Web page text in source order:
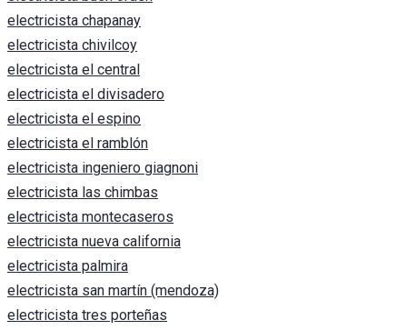
electricista chapanay
electricista chivilcoy
electricista el central
electricista el divisadero
electricista el espino
electricista el ramblón
electricista ingeniero giagnoni
electricista las chimbas
electricista montecaseros
electricista nueva california
electricista palmira
electricista san martín (mendoza)
electricista tres porteñas